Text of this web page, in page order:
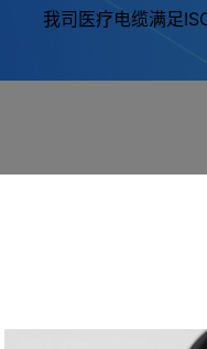
我司医疗电缆满足